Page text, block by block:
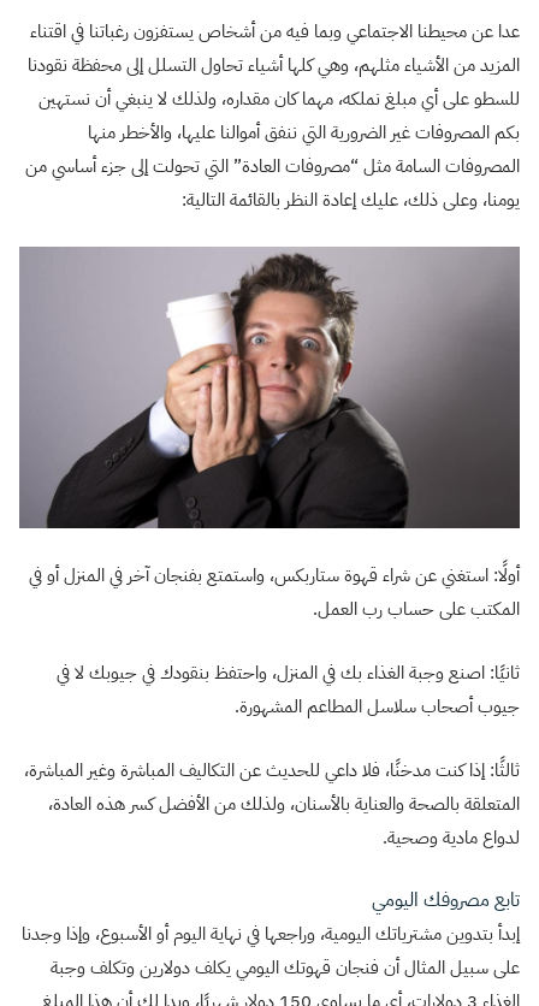
عدا عن محيطنا الاجتماعي وبما فيه من أشخاص يستفزون رغباتنا في اقتناء
المزيد من الأشياء مثلهم، وهي كلها أشياء تحاول التسلل إلى محفظة نقودنا
للسطو على أي مبلغ نملكه، مهما كان مقداره، ولذلك لا ينبغي أن نستهين
بكم المصروفات غير الضرورية التي ننفق أموالنا عليها، والأخطر منها
المصروفات السامة مثل “مصروفات العادة” التي تحولت إلى جزء أساسي من
يومنا، وعلى ذلك، عليك إعادة النظر بالقائمة التالية:
أولًا: استغني عن شراء قهوة ستاربكس، واستمتع بفنجان آخر في المنزل أو في
المكتب على حساب رب العمل.
ثانيًا: اصنع وجبة الغذاء بك في المنزل، واحتفظ بنقودك في جيوبك لا في
جيوب أصحاب سلاسل المطاعم المشهورة.
ثالثًا: إذا كنت مدخنًا، فلا داعي للحديث عن التكاليف المباشرة وغير المباشرة،
المتعلقة بالصحة والعناية بالأسنان، ولذلك من الأفضل كسر هذه العادة،
لدواع مادية وصحية.
تابع مصروفك اليومي
إبدأ بتدوين مشترياتك اليومية، وراجعها في نهاية اليوم أو الأسبوع، وإذا وجدنا
على سبيل المثال أن فنجان قهوتك اليومي يكلف دولارين وتكلف وجبة